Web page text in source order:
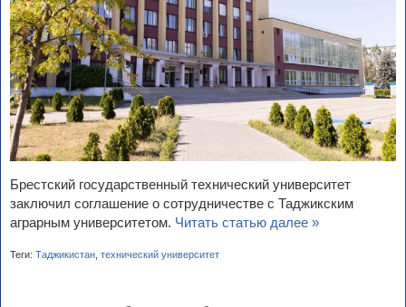
Брестский государственный технический университет
заключил соглашение о сотрудничестве с Таджикским
аграрным университетом. Читать статью далее »
Теги: Таджикистан технический университет